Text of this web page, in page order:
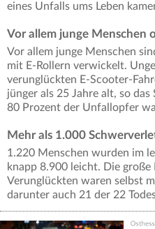
eines Unfalls ums Leben
Vor allem junge Menschen
Vor allem junge Menschen
mit E-Rollern verwickelt.
verunglückten E-Scooter-
jünger als 25 Jahre alt, so
80 Prozent der Unfallopfer
Mehr als 1.000
1.220 Menschen wurden im
knapp 8.900 leicht. Die
Verunglückten waren selbst
darunter auch 21 der 22